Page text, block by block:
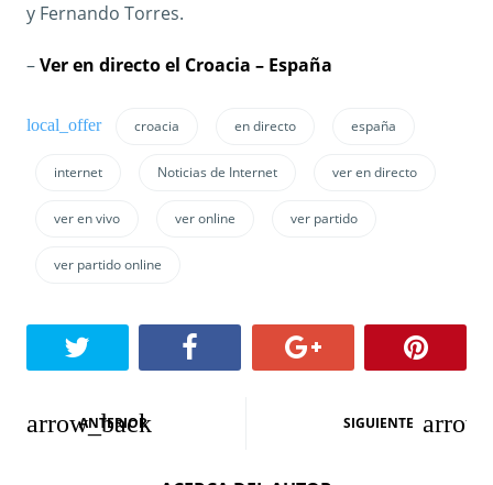
y Fernando Torres.
–Ver en directo el Croacia – España
croacia en directo españa
internet Noticias de Internet ver en directo
ver en vivo ver online ver partido
ver partido online
N
ANTERIOR SIGUIENTE